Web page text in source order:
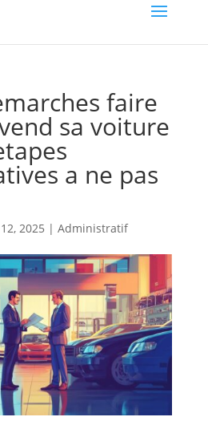
faire
sa voiture
a ne pas
2025 | Administratif